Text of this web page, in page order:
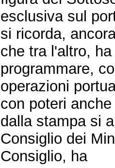
esclusiva sul
si ricorda,
che tra l'altro,
programmare,
operazioni
con poteri
dalla stampa si
Consiglio dei
Consiglio, ha